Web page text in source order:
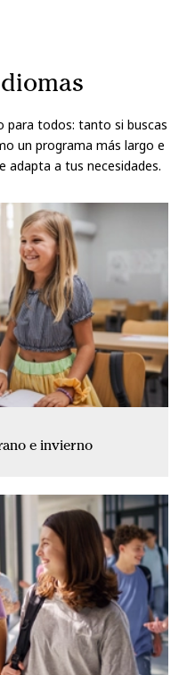
para todos: tanto si buscas
un programa más largo e
adapta a tus necesidades.
e invierno